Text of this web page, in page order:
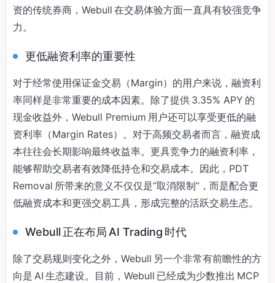
资的传统券商，Webull 在交易体验方面一直具有较强竞争
力。
更低融资利率的重要性
对于经常使用保证金交易（Margin）的用户来说，融资利
率同样是非常重要的成本因素。除了提供 3.35% APY 的
现金收益外，Webull Premium 用户还可以享受更低的融
资利率（Margin Rates）。对于高频交易者而言，融资成
本往往会长期影响最终收益率。更具竞争力的融资利率，
能够帮助交易者有效降低持仓和交易成本。因此，PDT
Removal 所带来的意义不仅仅是“取消限制”，而是配合更
低融资成本和更强交易工具，形成完整的活跃交易生态。
Webull 正在布局 AI Trading 时代
除了交易规则变化之外，Webull 另一个非常有前瞻性的方
向是 AI 生态建设。目前，Webull 已经成为少数推出 MCP